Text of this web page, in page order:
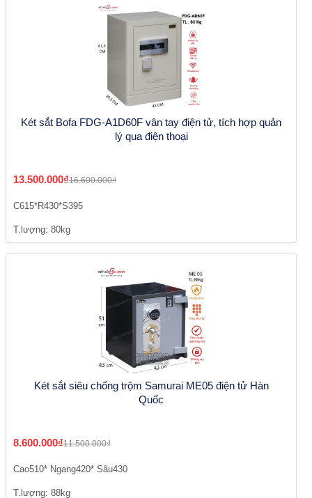
Két sắt Bofa FDG-A1D60F vân tay điện tử, tích hợp quản
lý qua điện thoại
13.500.000₫16.600.000₫
C615*R430*S395
T.lượng: 80kg
Két sắt siêu chống trộm Samurai ME05 điện tử Hàn
Quốc
8.600.000₫11.500.000₫
Cao510* Ngang420* Sâu430
T.lượng: 88kg